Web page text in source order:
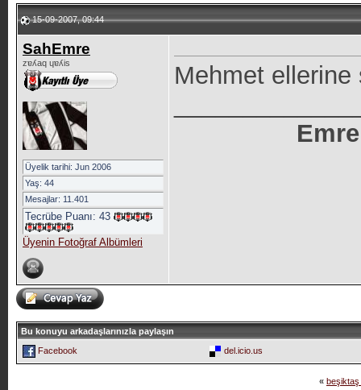
15-09-2007, 09:44
SahEmre
zɐʎaq ɥɐʎis
Üyelik tarihi: Jun 2006
Yaş: 44
Mesajlar: 11.401
Tecrübe Puanı: 43
Üyenin Fotoğraf Albümleri
Mehmet ellerine
Bu konuyu arkadaşlarınızla paylaşın
Facebook
del.icio.us
« beşiktaş